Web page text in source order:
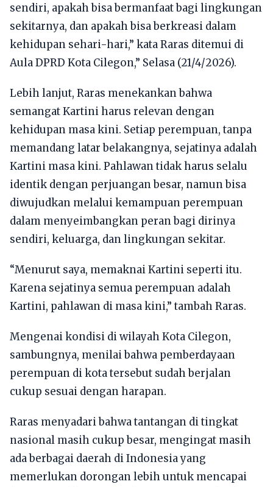
sendiri, apakah bisa bermanfaat bagi lingkungan
sekitarnya, dan apakah bisa berkreasi dalam
kehidupan sehari-hari,” kata Raras ditemui di
Aula DPRD Kota Cilegon,” Selasa (21/4/2026).
Lebih lanjut, Raras menekankan bahwa
semangat Kartini harus relevan dengan
kehidupan masa kini. Setiap perempuan, tanpa
memandang latar belakangnya, sejatinya adalah
Kartini masa kini. Pahlawan tidak harus selalu
identik dengan perjuangan besar, namun bisa
diwujudkan melalui kemampuan perempuan
dalam menyeimbangkan peran bagi dirinya
sendiri, keluarga, dan lingkungan sekitar.
“Menurut saya, memaknai Kartini seperti itu.
Karena sejatinya semua perempuan adalah
Kartini, pahlawan di masa kini,” tambah Raras.
Mengenai kondisi di wilayah Kota Cilegon,
sambungnya, menilai bahwa pemberdayaan
perempuan di kota tersebut sudah berjalan
cukup sesuai dengan harapan.
Raras menyadari bahwa tantangan di tingkat
nasional masih cukup besar, mengingat masih
ada berbagai daerah di Indonesia yang
memerlukan dorongan lebih untuk mencapai